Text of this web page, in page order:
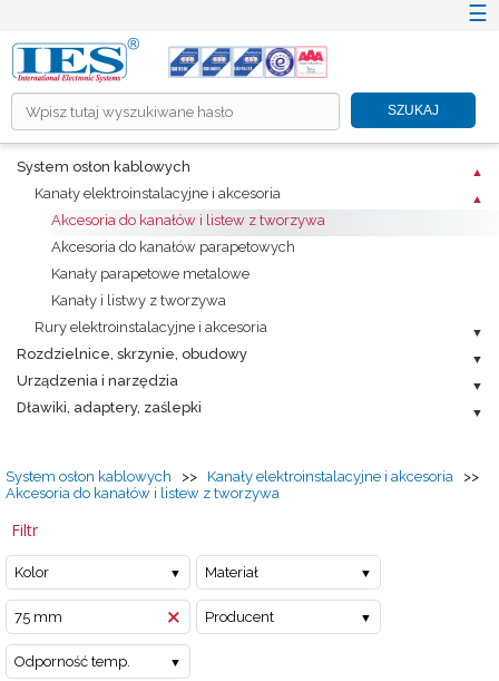
×
HOME
PRODUKTY
RIEŠENIA ICT A TZB
INFORMAČNÉ SYSTÉMY
PROMOTION
KARIÉRA
KONTAKT
☰
SZUKAJ
System osłon kablowych
Kanały elektroinstalacyjne i akcesoria
Akcesoria do kanałów i listew z tworzywa
Akcesoria do kanałów parapetowych
Kanały parapetowe metalowe
Kanały i listwy z tworzywa
Rury elektroinstalacyjne i akcesoria
Rozdzielnice, skrzynie, obudowy
Urządzenia i narzędzia
Dławiki, adaptery, zaślepki
System osłon kablowych >> Kanały elektroinstalacyjne i akcesoria
>>
Akcesoria do kanałów i listew z tworzywa
Filtr
Kolor Materiał
75 mm Producent
Odporność temp.